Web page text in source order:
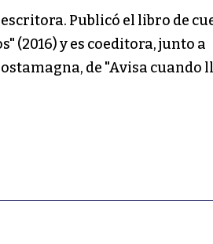
Publicó el libro de
(2016) y es coeditora, junto a
de "Avisa cuando